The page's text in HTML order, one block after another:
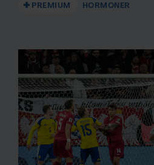
PREMIUM HORMONER